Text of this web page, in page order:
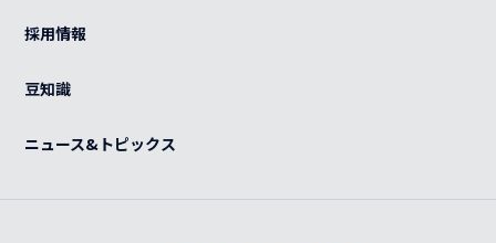
OEM
カスタマイズ
感染症対策
採用情報
豆知識
ニュース&トピックス